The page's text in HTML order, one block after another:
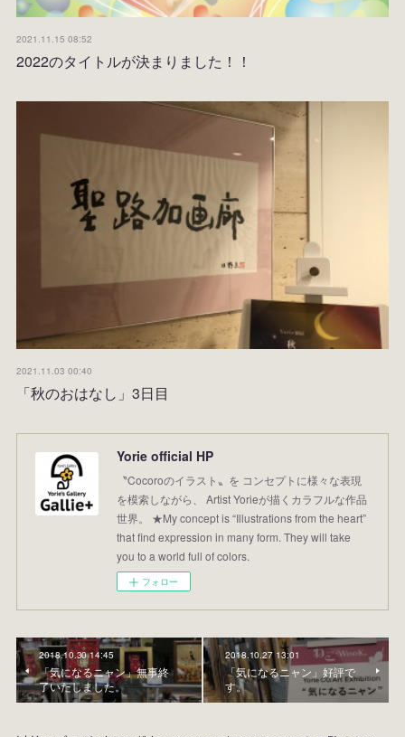
2021.11.15 08:52
2022のタイトルが決まりました！！
2021.11.03 00:40
「秋のおはなし」3日目
Yorie official HP
〝Cocoroのイラスト〟を コンセプトに様々な表現
を模索しながら、 Artist Yorieが描くカラフルな作品
世界。 ★My concept is “Illustrations from the heart”
that find expression in many form. They will take
you to a world full of colors.
フォロー
2018.10.30 14:45
「気になるニャン」無事終
了いたしました。
2018.10.27 13:01
「気になるニャン」好評で
す。